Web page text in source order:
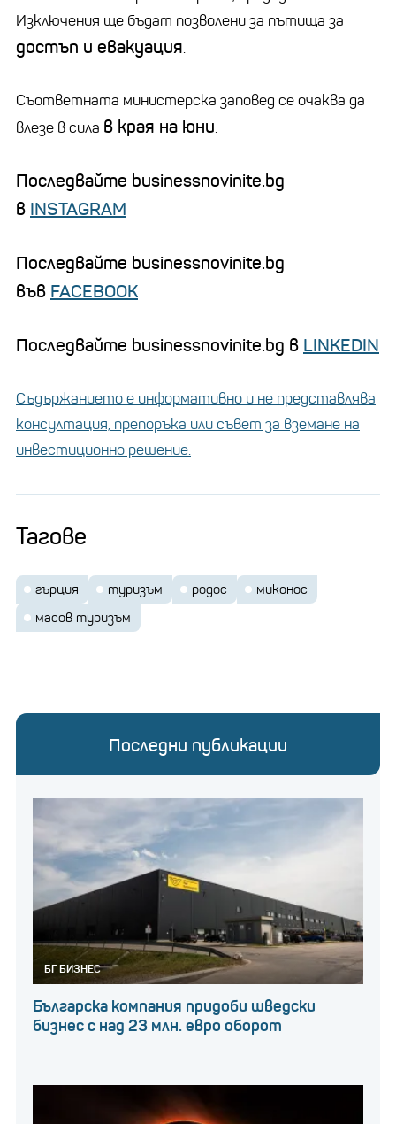
Изключения ще бъдат позволени за пътища за
достъп и евакуация.
Съответната министерска заповед се очаква да
влезе в сила в края на юни.
Последвайте businessnovinite.bg
в INSTAGRAM
Последвайте businessnovinite.bg
във FACEBOOK
Последвайте businessnovinite.bg в LINKEDIN
Съдържанието е информативно и не представлява
консултация, препоръка или съвет за вземане на
инвестиционно решение.
Тагове
гърция туризъм родос
миконос
масов туризъм
Последни публикации
БГ БИЗНЕС
Българска компания придоби шведски
бизнес с над 23 млн. евро оборот